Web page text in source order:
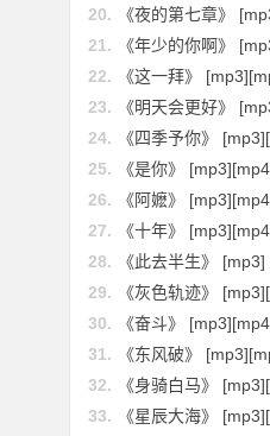
20.
《夜的第七章》
21.
《年少的你啊》
22.
《这一拜》
23.
《明天会更好》
24.
《四季予你》
25.
《是你》
26.
《阿嬷》
27.
《十年》
28.
《此去半生》 [mp3]
29.
《灰色轨迹》
30.
《奋斗》
31.
《东风破》
32.
《身骑白马》
33. 《星辰大海》